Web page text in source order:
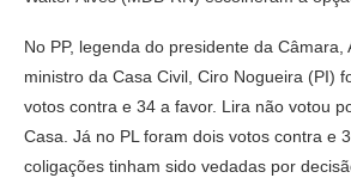
No PP, legenda do presidente da
ministro da Casa Civil, Ciro Nogueira (PI)
votos contra e 34 a favor. Lira não votou
Casa. Já no PL foram dois votos contra e
coligações tinham sido vedadas por